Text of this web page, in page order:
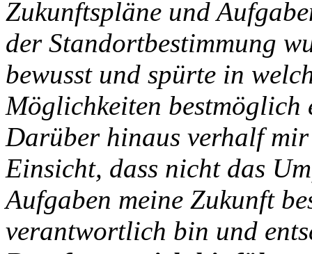
Zukunftspläne und
der Standortbestimmung
bewusst und spürte in
Möglichkeiten bestmöglich
Darüber hinaus verhalf
Einsicht, dass nicht das
Aufgaben meine Zukunft
verantwortlich bin und